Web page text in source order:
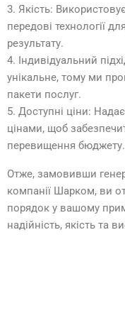
3. Якість:
передові технології
результату.
4. Індивідуальний
унікальне, тому ми
пакети послуг.
5. Доступні ціни:
цінами, щоб
перевищення бюджету.
Отже, замовивши
компанії Шарком, ви
порядок у вашому
надійність, якість та